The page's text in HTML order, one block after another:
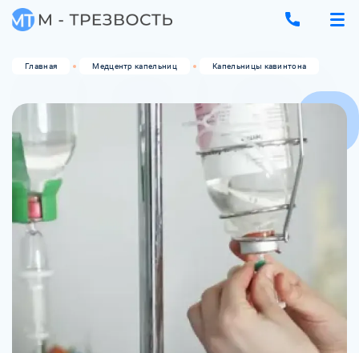
Главная Медцентр капельниц Капельницы кавинтона